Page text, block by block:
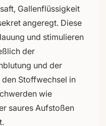
Gallenflüssigkeit
angeregt. Diese
und stimulieren
der
und der
Stoffwechsel in
wie
saures Aufstoßen